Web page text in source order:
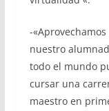
-
nuestro
todo el mundo
cursar una
maestro en